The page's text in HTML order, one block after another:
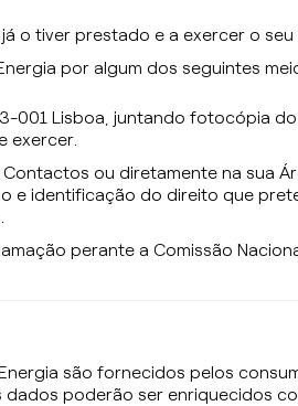
o tiver prestado e a exercer o
por algum dos seguintes
001 Lisboa, juntando fotocópia
exercer.
ou diretamente na sua
identificação do direito que
perante a Comissão
são fornecidos pelos
poderão ser enriquecidos